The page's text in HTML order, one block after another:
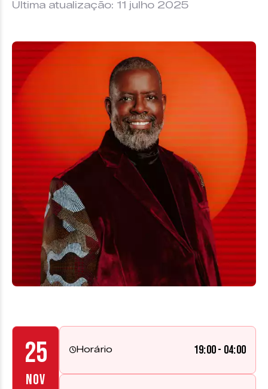
Última atualização: 11 julho 2025
25
NOV
Horário 19:00 - 04:00